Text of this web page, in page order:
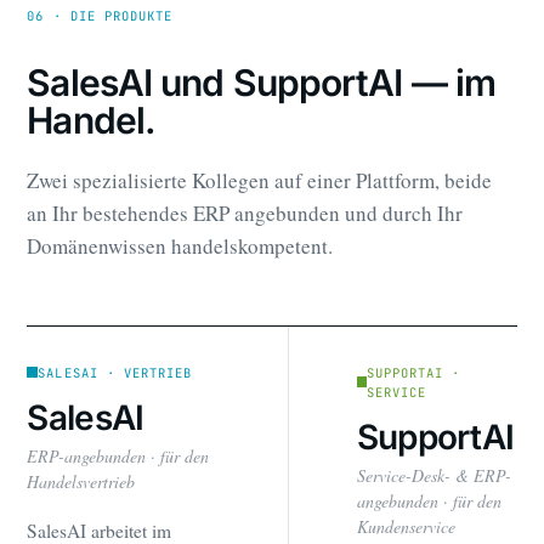
06 · DIE PRODUKTE
SalesAI und SupportAI — im
Handel.
Zwei spezialisierte Kollegen auf einer Plattform, beide
an Ihr bestehendes ERP angebunden und durch Ihr
Domänenwissen handelskompetent.
SALESAI · VERTRIEB
SalesAI
ERP-angebunden · für den
Handelsvertrieb
SalesAI arbeitet im
SUPPORTAI ·
SERVICE
SupportAI
Service-Desk- & ERP-
angebunden · für den
Kundenservice